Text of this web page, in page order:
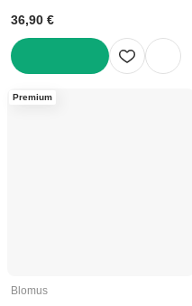
36,90 €
Premium
Blomus